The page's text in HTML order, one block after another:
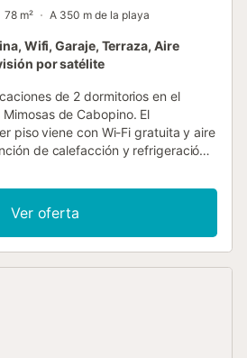
78 m² A 350 m de la playa
Wifi, Garaje, Terraza, Aire
por satélite
de 2 dormitorios en el
de Cabopino. El
piso viene con Wi-Fi gratuita y aire
de calefacción y refrigeración,
la derecha. También hay un
Frente a la cocina está la zona de
comedor de color crema y cuatro
mesa de centro, dos
Ver oferta